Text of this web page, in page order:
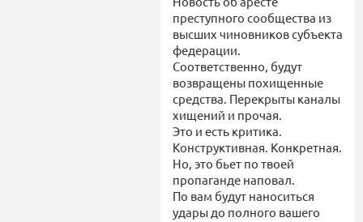
преступного сообщества из
высших чиновников субъекта
федерации.
Соответственно, будут
возвращены похищенные
средства. Перекрыты каналы
хищений и прочая.
Это и есть критика.
Конструктивная. Конкретная.
Но, это бьет по твоей
пропаганде наповал.
По вам будут наноситься
удары до полного вашего